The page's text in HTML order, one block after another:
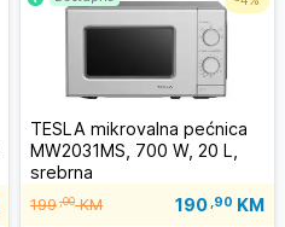
TESLA mikrovalna pećnica
MW2031MS, 700 W, 20 L,
srebrna
199,00KM 190 ,90 KM